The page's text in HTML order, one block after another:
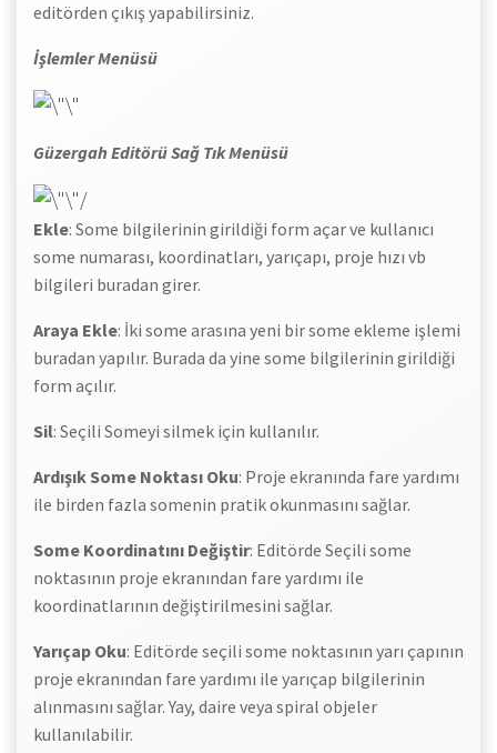
editörden çıkış yapabilirsiniz.
İşlemler Menüsü
Güzergah Editörü Sağ Tık Menüsü
Ekle: Some bilgilerinin girildiği form açar ve kullanıcı
some numarası, koordinatları, yarıçapı, proje hızı vb
bilgileri buradan girer.
Araya Ekle: İki some arasına yeni bir some ekleme işlemi
buradan yapılır. Burada da yine some bilgilerinin girildiği
form açılır.
Sil: Seçili Someyi silmek için kullanılır.
Ardışık Some Noktası Oku: Proje ekranında fare yardımı
ile birden fazla somenin pratik okunmasını sağlar.
Some Koordinatını Değiştir: Editörde Seçili some
noktasının proje ekranından fare yardımı ile
koordinatlarının değiştirilmesini sağlar.
Yarıçap Oku: Editörde seçili some noktasının yarı çapının
proje ekranından fare yardımı ile yarıçap bilgilerinin
alınmasını sağlar. Yay, daire veya spiral objeler
kullanılabilir.